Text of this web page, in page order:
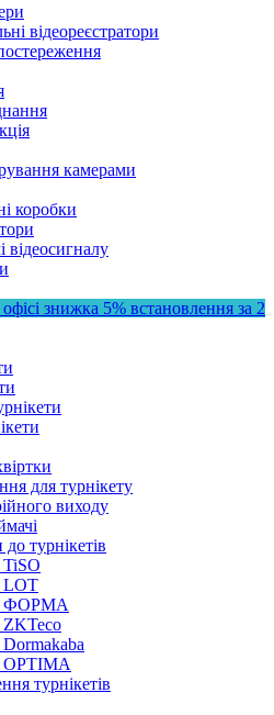
відеореєстратори
камерами
коробки
відеосигналу
знижка 5% встановлення за 2
для турнікету
виходу
турнікетів
TiSO
LOT
ФОРМА
ZKTeco
OPTIMA
турнікетів